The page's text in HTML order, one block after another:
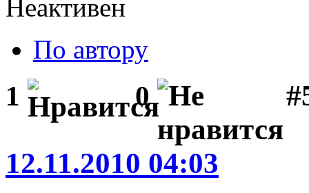
Неактивен
По автору
1 0
12.11.2010 04:03